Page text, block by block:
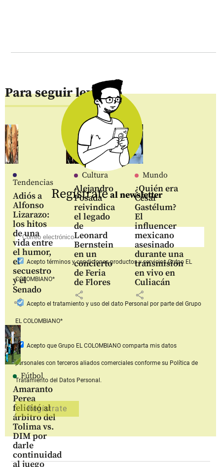
Para seguir leyendo
Tendencias
Adiós a
Alfonso
Lizarazo:
los hitos
de una
vida entre
el humor,
el
secuestro
y el
Senado
share
Cultura
Alejandro
Posada
reivindica
el legado
de
Leonard
Bernstein
en un
concierto
de Feria
de Flores
share
Mundo
¿Quién era
César
Gastélum?
El
influencer
mexicano
asesinado
durante una
transmisión
en vivo en
Culiacán
share
Fútbol
Amaranto
Perea
felicitó al
árbitro del
Tolima vs.
DIM por
darle
continuidad
al juego
Regístrateal newsletter
Aceptotérminos y condiciones productos y serviciosGrupo EL
COLOMBIANO*
Acepto el tratamiento y uso del dato Personal por parte del Grupo
EL COLOMBIANO*
Acepto que Grupo EL COLOMBIANOcomparta mis datos
personales con terceros aliados comerciales conforme su Política de
Tratamiento del Datos Personal.